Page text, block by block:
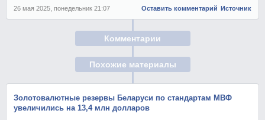
26 мая 2025, понедельник 21:07 Оставить комментарий Источник
Комментарии
Похожие материалы
Золотовалютные резервы Беларуси по стандартам МВФ
увеличились на 13,4 млн долларов